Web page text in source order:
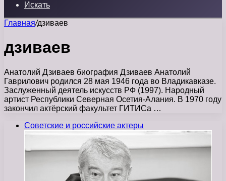
Искать
Главная/дзиваев
дзиваев
Анатолий Дзиваев биография Дзиваев Анатолий
Гаврилович родился 28 мая 1946 года во Владикавказе.
Заслуженный деятель искусств РФ (1997). Народный
артист Республики Северная Осетия-Алания. В 1970 году
закончил актёрский факультет ГИТИСа …
Советские и российские актеры